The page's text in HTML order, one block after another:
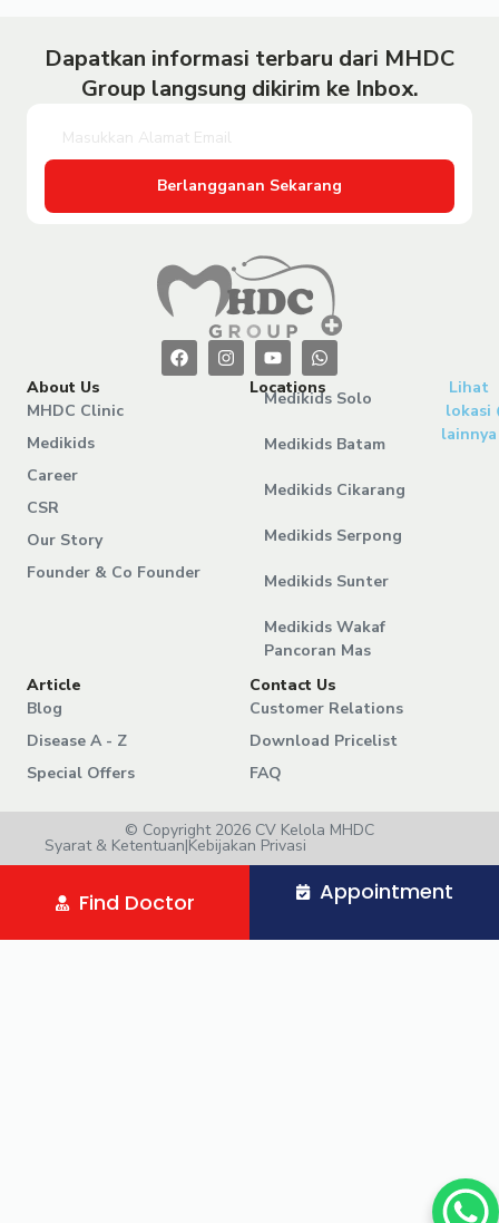
Dapatkan informasi terbaru dari MHDC
Group langsung dikirim ke Inbox.
Berlangganan Sekarang
About Us
MHDC Clinic
Medikids
Career
CSR
Our Story
Founder & Co Founder
Locations
Medikids Solo
Medikids Batam
Medikids Cikarang
Medikids Serpong
Medikids Sunter
Medikids Wakaf
Pancoran Mas
Lihat
lokasi
lainnya
Article
Blog
Disease A - Z
Special Offers
Contact Us
Customer Relations
Download Pricelist
FAQ
© Copyright 2026 CV Kelola MHDC
Syarat & Ketentuan|Kebijakan Privasi
Find Doctor Appointment